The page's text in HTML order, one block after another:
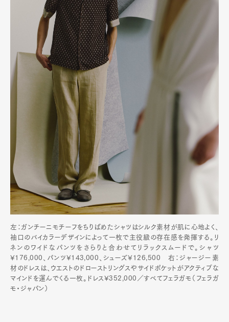
左：ガンチーニモチーフをちりばめたシャツはシルク素材が肌に心地よく、
袖口のバイカラーデザインによって一枚で主役級の存在感を発揮する。リ
ネンのワイドなパンツをさらりと合わせてリラックスムードで。シャツ
¥176,000、パンツ¥143,000、シューズ¥126,500 右：ジャージー素
材のドレスは、ウエストのドローストリングスやサイドポケットがアクティブな
マインドを運んでくる一枚。ドレス¥352,000／すべてフェラガモ（フェラガ
モ・ジャパン）